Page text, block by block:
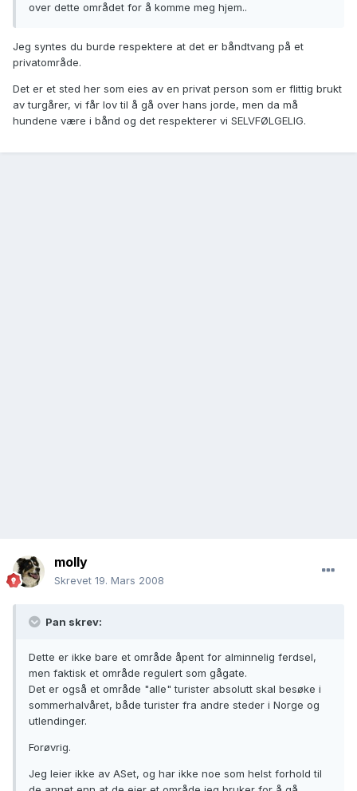
over dette området for å komme meg hjem..
Jeg syntes du burde respektere at det er båndtvang på et
privatområde.
Det er et sted her som eies av en privat person som er flittig brukt
av turgårer, vi får lov til å gå over hans jorde, men da må
hundene være i bånd og det respekterer vi SELVFØLGELIG.
molly
Skrevet 19. Mars 2008
Pan skrev:
Dette er ikke bare et område åpent for alminnelig ferdsel,
men faktisk et område regulert som gågate.
Det er også et område "alle" turister absolutt skal besøke i
sommerhalvåret, både turister fra andre steder i Norge og
utlendinger.
Forøvrig.
Jeg leier ikke av ASet, og har ikke noe som helst forhold til